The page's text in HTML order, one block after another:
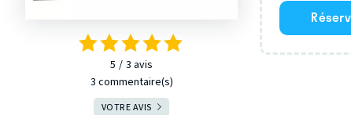
5 3 avis
3 commentaire(s)
VOTRE AVIS